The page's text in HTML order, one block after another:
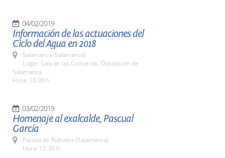
04/02/2019
Información de las actuaciones del
Ciclo del Agua en 2018
Salamanca (Salamanca)
Lugar: Sala de las Comarcas. Diputación de
Salamanca
Hora: 10:30 h.
03/02/2019
Homenaje al exalcalde, Pascual
García
Parada de Rubiales (Salamanca)
Hora: 12:30 h.